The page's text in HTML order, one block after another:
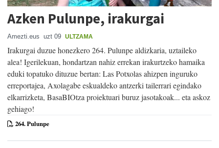
Azken Pulunpe, irakurgai
Amezti.eus uzt 09 ULTZAMA
Irakurgai duzue honezkero 264. Pulunpe aldizkaria, uztaileko
alea! Igerilekuan, hondartzan nahiz errekan irakurtzeko hamaika
eduki topatuko dituzue bertan: Las Potxolas ahizpen inguruko
erreportajea, Axolagabe eskualdeko antzerki tailerrari egindako
elkarrizketa, BasaBIOtza proiektuari buruz jasotakoak... eta askoz
gehiago!
264. Pulunpe